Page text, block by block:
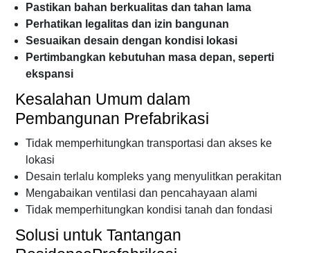
Pastikan bahan berkualitas dan tahan lama
Perhatikan legalitas dan izin bangunan
Sesuaikan desain dengan kondisi lokasi
Pertimbangkan kebutuhan masa depan, seperti
ekspansi
Kesalahan Umum dalam
Pembangunan Prefabrikasi
Tidak memperhitungkan transportasi dan akses ke
lokasi
Desain terlalu kompleks yang menyulitkan perakitan
Mengabaikan ventilasi dan pencahayaan alami
Tidak memperhitungkan kondisi tanah dan fondasi
Solusi untuk Tantangan